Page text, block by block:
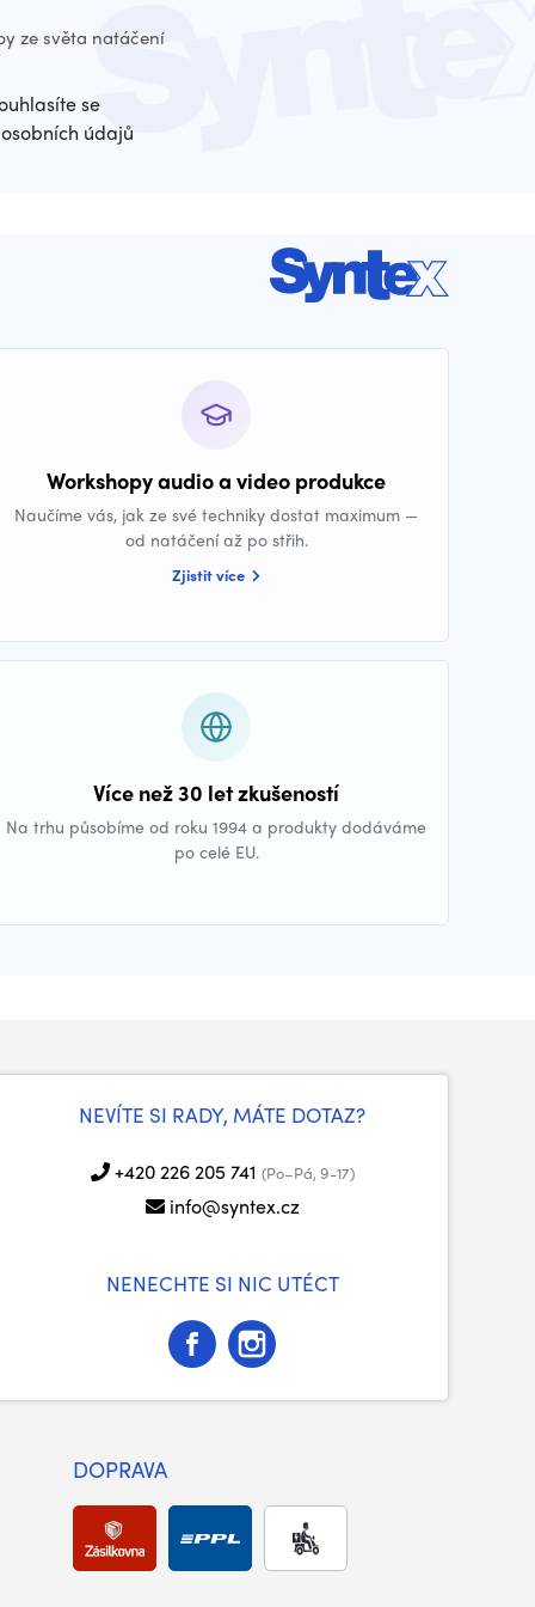
ze světa natáčení
se
údajů
Workshopy audio a video produkce
Naučíme vás, jak ze své techniky dostat maximum —
od natáčení až po střih.
Zjistit více
Více než 30 let zkušeností
Na trhu působíme od roku 1994 a produkty dodáváme
po celé EU.
NEVÍTE SI RADY, MÁTE DOTAZ?
+420 226 205 741 (Po–Pá, 9-17)
info@syntex.cz
NENECHTE SI NIC UTÉCT
DOPRAVA